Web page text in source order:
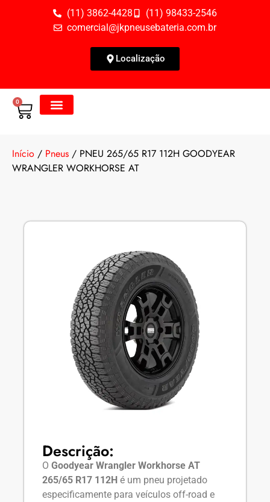
(11) 3862-4428
(11) 98433-2546
comercial@jkpneusebateria.com.br
Localização
0
Início / Pneus / PNEU 265/65 R17 112H GOODYEAR
WRANGLER WORKHORSE AT
Descrição:
O Goodyear Wrangler Workhorse AT
265/65 R17 112H é um pneu projetado
especificamente para veículos off-road e